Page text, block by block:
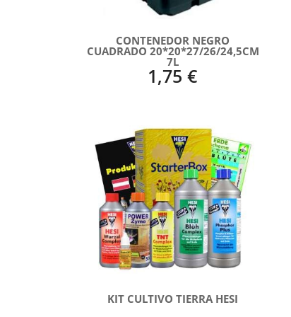
CONTENEDOR NEGRO
CUADRADO 20*20*27/26/24,5CM
7L
1,75 €
KIT CULTIVO TIERRA HESI